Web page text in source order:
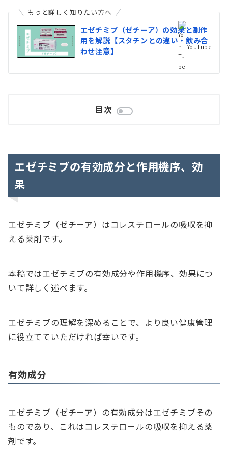
もっと詳しく知りたい方へ
エゼチミブ（ゼチーア）の効果と副作
用を解説【スタチンとの違い・飲み合
わせ注意】
YouTube
目次
エゼチミブの有効成分と作用機序、効
果
エゼチミブ（ゼチーア）はコレステロールの吸収を抑
える薬剤です。
本稿ではエゼチミブの有効成分や作用機序、効果につ
いて詳しく述べます。
エゼチミブの理解を深めることで、より良い健康管理
に役立てていただければ幸いです。
有効成分
エゼチミブ（ゼチーア）の有効成分はエゼチミブその
ものであり、これはコレステロールの吸収を抑える薬
剤です。